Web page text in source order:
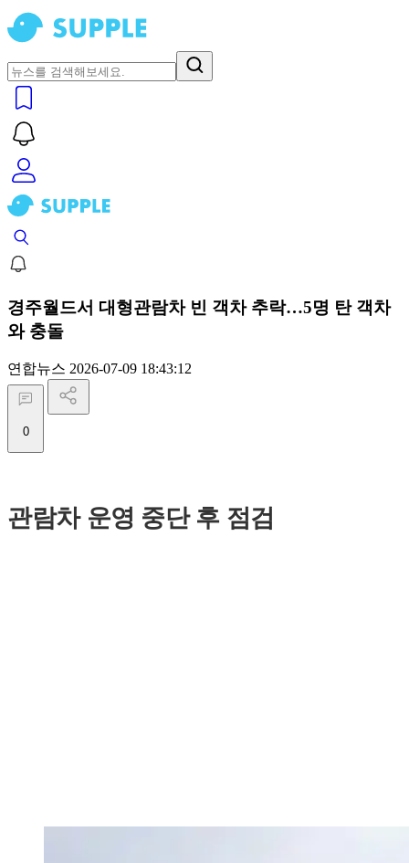
경주월드서 대형관람차 빈 객차 추락…5명 탄 객차
와 충돌
연합뉴스 2026-07-09 18:43:12
0
관람차 운영 중단 후 점검